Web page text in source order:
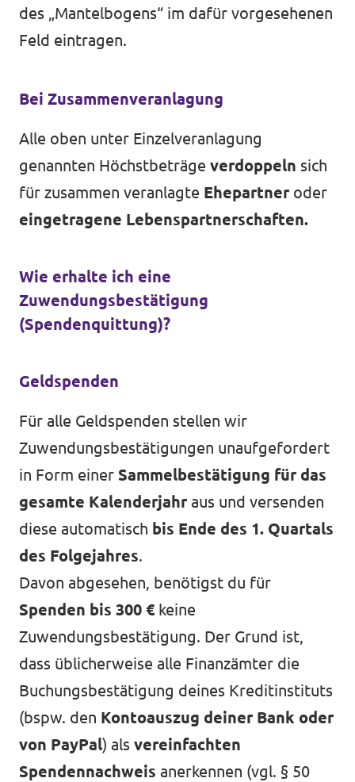
des „Mantelbogens“ im dafür vorgesehenen
Feld eintragen.
Bei Zusammenveranlagung
Alle oben unter Einzelveranlagung
genannten Höchstbeträge verdoppeln sich
für zusammen veranlagte Ehepartner oder
eingetragene Lebenspartnerschaften.
Wie erhalte ich eine
Zuwendungsbestätigung
(Spendenquittung)?
Geldspenden
Für alle Geldspenden stellen wir
Zuwendungsbestätigungen unaufgefordert
in Form einer Sammelbestätigung für das
gesamte Kalenderjahraus und versenden
diese automatisch bis Ende des 1. Quartals
des Folgejahres.
Davon abgesehen, benötigst du für
Spenden bis 300 €keine
Zuwendungsbestätigung. Der Grund ist,
dass üblicherweise alle Finanzämter die
Buchungsbestätigung deines Kreditinstituts
(bspw. den Kontoauszug deiner Bank oder
von PayPal) als vereinfachten
Spendennachweis anerkennen (vgl. § 50